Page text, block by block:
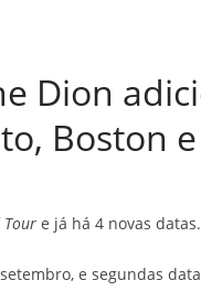
Dion
Boston
Tour e já há 4 novas datas.
e segundas